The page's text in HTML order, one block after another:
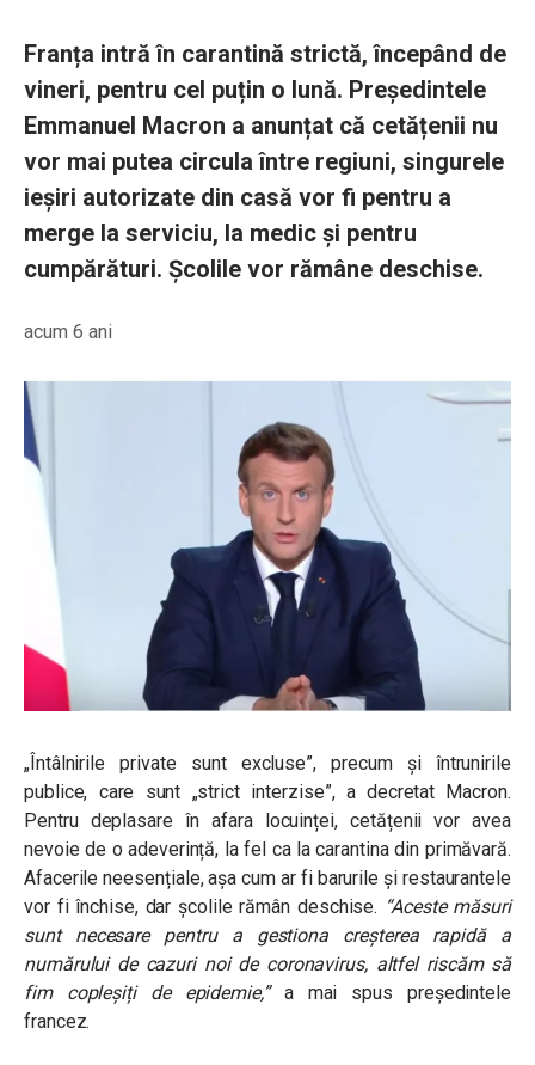
Franța intră în carantină strictă, începând de
vineri, pentru cel puțin o lună. Președintele
Emmanuel Macron a anunțat că cetățenii nu
vor mai putea circula între regiuni, singurele
ieșiri autorizate din casă vor fi pentru a
merge la serviciu, la medic și pentru
cumpărături. Școlile vor rămâne deschise.
acum 6 ani
„Întâlnirile private sunt excluse”, precum și întrunirile
publice, care sunt „strict interzise”, a decretat Macron.
Pentru deplasare în afara locuinței, cetățenii vor avea
nevoie de o adeverință, la fel ca la carantina din primăvară.
Afacerile neesențiale, așa cum ar fi barurile și restaurantele
vor fi închise, dar școlile rămân deschise. “Aceste măsuri
sunt necesare pentru a gestiona creșterea rapidă a
numărului de cazuri noi de coronavirus, altfel riscăm să
fim copleșiți de epidemie,”a mai spus președintele
francez.